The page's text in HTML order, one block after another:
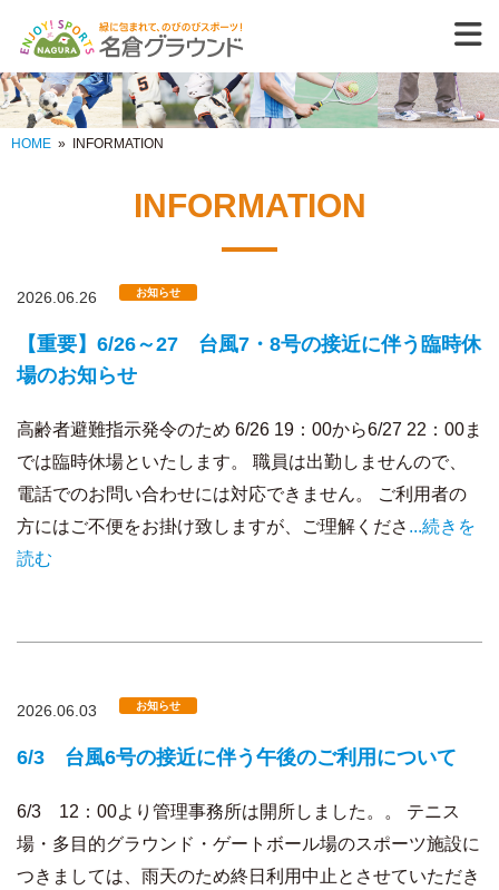
HOME » INFORMATION
INFORMATION
2026.06.26 お知らせ
【重要】6/26～27 台風7・8号の接近に伴う臨時休
場のお知らせ
高齢者避難指示発令のため 6/26 19：00から6/27 22：00ま
では臨時休場といたします。 職員は出勤しませんので、
電話でのお問い合わせには対応できません。 ご利用者の
方にはご不便をお掛け致しますが、ご理解くださ ...続きを
読む
2026.06.03 お知らせ
6/3 台風6号の接近に伴う午後のご利用について
6/3 12：00より管理事務所は開所しました。。 テニス
場・多目的グラウンド・ゲートボール場のスポーツ施設に
つきましては、雨天のため終日利用中止とさせていただき